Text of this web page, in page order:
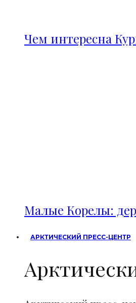
Чем интересна
Малые Корелы:
АРКТИЧЕСКИЙ ПРЕСС-ЦЕНТР